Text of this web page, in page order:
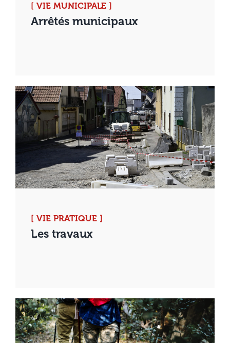
[ VIE MUNICIPALE ]
Arrêtés municipaux
[ VIE PRATIQUE ]
Les travaux